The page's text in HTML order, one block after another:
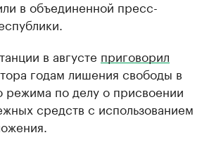
в объединенной пресс-
в августе приговорил
годам лишения свободы в
режима по делу о присвоении
средств с использованием